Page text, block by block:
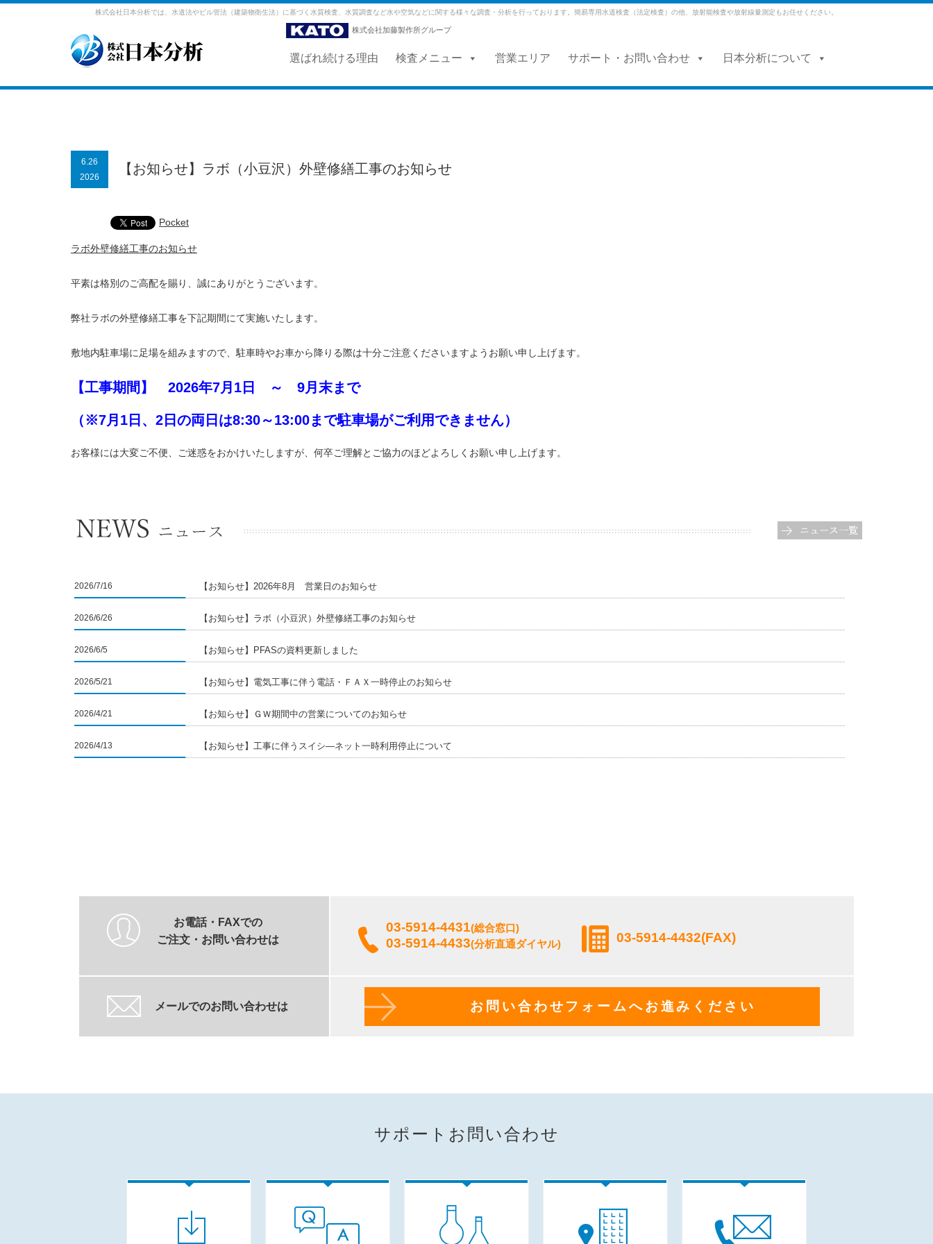
株式会社日本分析では、水道法やビル管法（建築物衛生法）に基づく水質検査、水質調査など水や空気などに関する様々な調査・分析を行っております。簡易専用水道検査（法定検査）の他、放射能検査や放射線量測定もお任せください。
株式会社加藤製作所グループ
選ばれ続ける理由 検査メニュー 営業エリア サポート・お問い合わせ 日本分析について
6.26
2026
【お知らせ】ラボ（小豆沢）外壁修繕工事のお知らせ
Pocket
ラボ外壁修繕工事のお知らせ
平素は格別のご高配を賜り、誠にありがとうございます。
弊社ラボの外壁修繕工事を下記期間にて実施いたします。
敷地内駐車場に足場を組みますので、駐車時やお車から降りる際は十分ご注意くださいますようお願い申し上げます。
【工事期間】 2026年7月1日 ～ 9月末まで
（※7月1日、2日の両日は8:30～13:00まで駐車場がご利用できません）
お客様には大変ご不便、ご迷惑をおかけいたしますが、何卒ご理解とご協力のほどよろしくお願い申し上げます。
2026/7/16 【お知らせ】2026年8月 営業日のお知らせ
2026/6/26 【お知らせ】ラボ（小豆沢）外壁修繕工事のお知らせ
2026/6/5 【お知らせ】PFASの資料更新しました
2026/5/21 【お知らせ】電気工事に伴う電話・ＦＡＸ一時停止のお知らせ
2026/4/21 【お知らせ】ＧＷ期間中の営業についてのお知らせ
2026/4/13 【お知らせ】工事に伴うスイシ―ネット一時利用停止について
お電話・FAXでの
ご注文・お問い合わせは
03-5914-4431(総合窓口)
03-5914-4433(分析直通ダイヤル) 03-5914-4432(FAX)
メールでのお問い合わせは お問い合わせフォームへお進みください
サポートお問い合わせ